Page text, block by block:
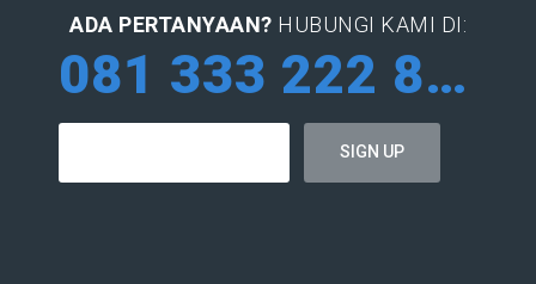
ADA PERTANYAAN? HUBUNGI KAMI DI:
081 333 222 884